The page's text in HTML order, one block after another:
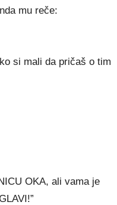
mu reče:
si mali da pričaš o tim
OKA, ali vama je